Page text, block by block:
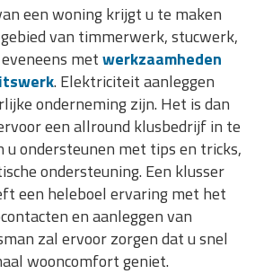
een woning krijgt u te maken
van timmerwerk, stucwerk,
metwerkzaamheden
. Elektriciteit aanleggen
onderneming zijn. Het is dan
een allround klusbedrijf in te
u ondersteunen met tips en tricks,
ondersteuning. Een klusser
een heleboel ervaring met het
en aanleggen van
zal ervoor zorgen dat u snel
wooncomfort geniet.